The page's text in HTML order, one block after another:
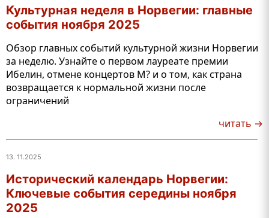
Культурная неделя в Норвегии: главные
события ноября 2025
Обзор главных событий культурной жизни Норвегии
за неделю. Узнайте о первом лауреате премии
Ибелин, отмене концертов M? и о том, как страна
возвращается к нормальной жизни после
ограничений
читать →
13. 11.2025
Исторический календарь Норвегии:
Ключевые события середины ноября
2025